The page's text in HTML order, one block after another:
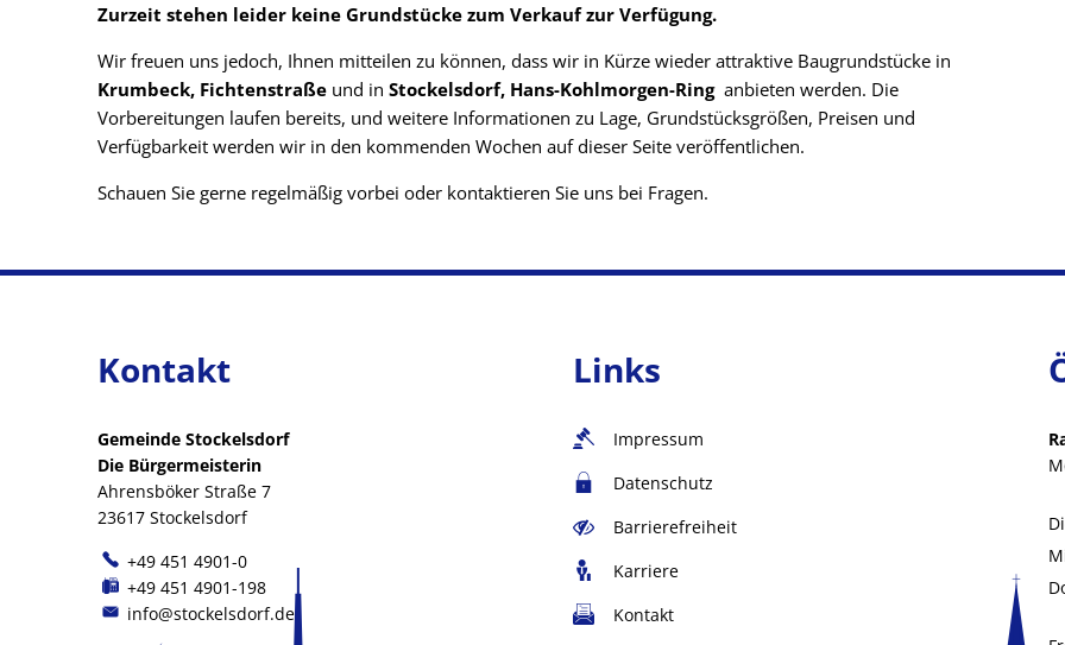
Zurzeit stehen leider keine Grundstücke zum Verkauf zur Verfügung.
Wir freuen uns jedoch, Ihnen mitteilen zu können, dass wir in Kürze wieder attraktive Baugrundstücke in
Krumbeck, Fichtenstraße und in Stockelsdorf, Hans-Kohlmorgen-Ring anbieten werden. Die
Vorbereitungen laufen bereits, und weitere Informationen zu Lage, Grundstücksgrößen, Preisen und
Verfügbarkeit werden wir in den kommenden Wochen auf dieser Seite veröffentlichen.
Schauen Sie gerne regelmäßig vorbei oder kontaktieren Sie uns bei Fragen.
Kontakt
Gemeinde Stockelsdorf
Die Bürgermeisterin
Ahrensböker Straße 7
23617 Stockelsdorf
+49 451 4901-0
+49 451 4901-198
info@stockelsdorf.de
Links
Impressum
Datenschutz
Barrierefreiheit
Karriere
Kontakt